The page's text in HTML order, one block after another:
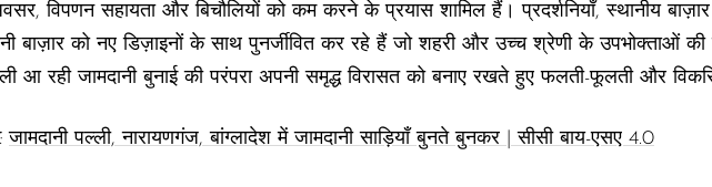
विपणन सहायता और बिचौलियों को कम करने के प्रयास शामिल हैं। प्रदर्शनियाँ, स्थानीय
बाज़ार को नए डिज़ाइनों के साथ पुनर्जीवित कर रहे हैं जो शहरी और उच्च श्रेणी के उपभोक्ताओं
आ रही जामदानी बुनाई की परंपरा अपनी समृद्ध विरासत को बनाए रखते हुए फलती-फूलती और
जामदानी पल्ली, नारायणगंज, बांग्लादेश में जामदानी साड़ियाँ बुनते बुनकर | सीसी बाय-एसए 4.0